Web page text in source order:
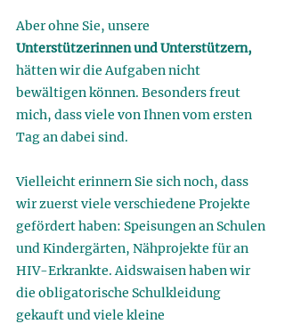
Aber ohne Sie, unsere
Unterstützerinnen und Unterstützern,
hätten wir die Aufgaben nicht
bewältigen können. Besonders freut
mich, dass viele von Ihnen vom ersten
Tag an dabei sind.
Vielleicht erinnern Sie sich noch, dass
wir zuerst viele verschiedene Projekte
gefördert haben: Speisungen an Schulen
und Kindergärten, Nähprojekte für an
HIV-Erkrankte. Aidswaisen haben wir
die obligatorische Schulkleidung
gekauft und viele kleine